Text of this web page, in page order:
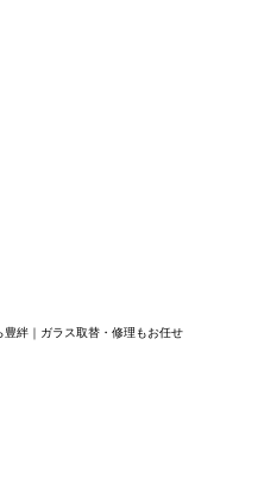
絆｜ガラス取替・修理もお任せ